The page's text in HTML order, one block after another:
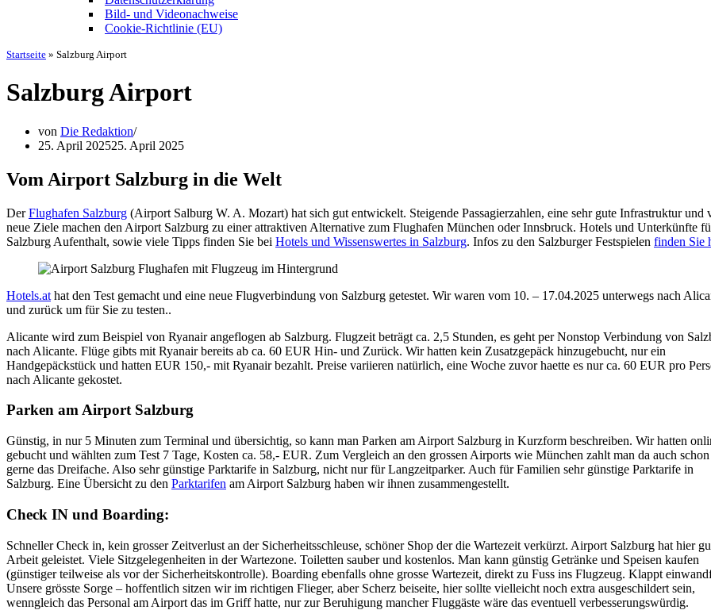
Bild- und Videonachweise
Cookie-Richtlinie (EU)
Startseite » Salzburg Airport
Salzburg Airport
von Die Redaktion
25. April 202525. April 2025
Vom Airport Salzburg in die Welt
DerFlughafen Salzburg (Airport Salburg W. A. Mozart) hat sich gut entwickelt. Steigende Passagierzahlen, eine sehr gute Infrastruktur und
neue Ziele machen den Airport Salzburg zu einer attraktiven Alternative zum Flughafen München oder Innsbruck. Hotels und Unterkünfte
Salzburg Aufenthalt, sowie viele Tipps finden Sie bei Hotels und Wissenswertes in Salzburg. Infos zu den Salzburger Festspielen finden Sie
Hotels.at hat den Test gemacht und eine neue Flugverbindung von Salzburg getestet. Wir waren vom 10. – 17.04.2025 unterwegs nach
und zurück um für Sie zu testen..
Alicante wird zum Beispiel von Ryanair angeflogen ab Salzburg. Flugzeit beträgt ca. 2,5 Stunden, es geht per Nonstop Verbindung von
nach Alicante. Flüge gibts mit Ryanair bereits ab ca. 60 EUR Hin- und Zurück. Wir hatten kein Zusatzgepäck hinzugebucht, nur ein
Handgepäckstück und hatten EUR 150,- mit Ryanair bezahlt. Preise variieren natürlich, eine Woche zuvor haette es nur ca. 60 EUR pro
nach Alicante gekostet.
Parken am Airport Salzburg
Günstig, in nur 5 Minuten zum Terminal und übersichtig, so kann man Parken am Airport Salzburg in Kurzform beschreiben. Wir hatten
gebucht und wählten zum Test 7 Tage, Kosten ca. 58,- EUR. Zum Vergleich an den grossen Airports wie München zahlt man da auch
gerne das Dreifache. Also sehr günstige Parktarife in Salzburg, nicht nur für Langzeitparker. Auch für Familien sehr günstige Parktarife in
Salzburg. Eine Übersicht zu den Parktarifen am Airport Salzburg haben wir ihnen zusammengestellt.
Check IN und Boarding:
Schneller Check in, kein grosser Zeitverlust an der Sicherheitsschleuse, schöner Shop der die Wartezeit verkürzt. Airport Salzburg hat hier
Arbeit geleistet. Viele Sitzgelegenheiten in der Wartezone. Toiletten sauber und kostenlos. Man kann günstig Getränke und Speisen kaufen
(günstiger teilweise als vor der Sicherheitskontrolle). Boarding ebenfalls ohne grosse Wartezeit, direkt zu Fuss ins Flugzeug. Klappt
Unsere grösste Sorge – hoffentlich sitzen wir im richtigen Flieger, aber Scherz beiseite, hier sollte vielleicht noch extra ausgeschildert sein,
wenngleich das Personal am Airport das im Griff hatte, nur zur Beruhigung mancher Fluggäste wäre das eventuell verbesserungswürdig.